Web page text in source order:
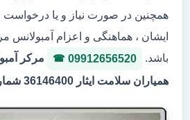
همچنین در صورت نیاز و یا درخواست
ایشان ، هماهنگی و اعزام آمبولانس
باشد.
09912656520
مرکر
همیاران سلامت ایثار 36146400 شماره پروانه 3-323036